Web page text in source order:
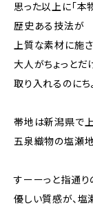
思った以上に「本
歴史ある技法が
上質な素材に施
大人がちょっとだ
取り入れるのに
帯地は新潟県で
五泉織物の塩瀬地
すーーっと指通り
優しい質感が、塩